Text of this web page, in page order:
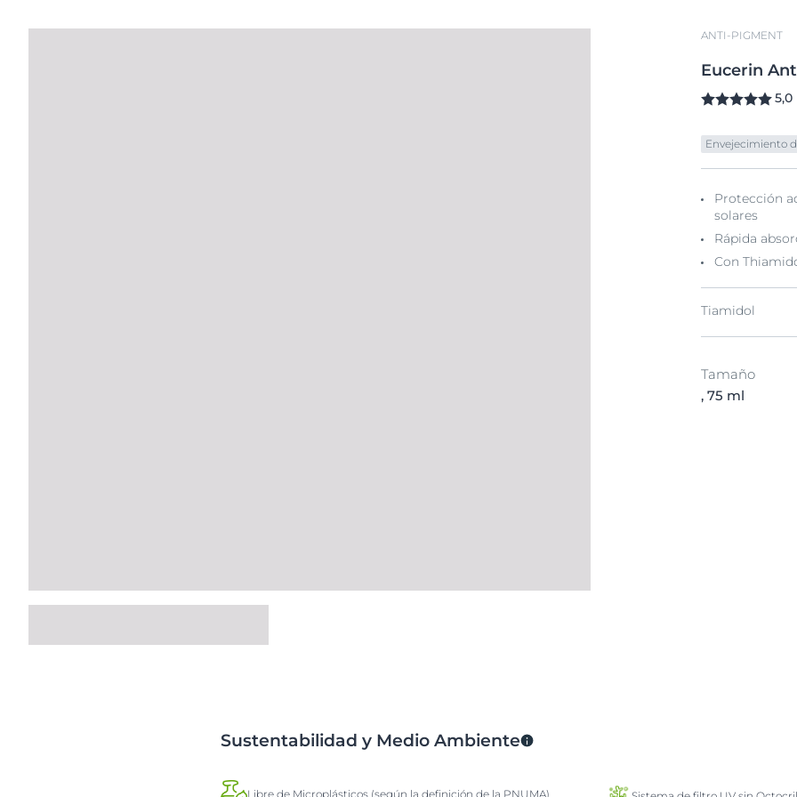
ANTI-PIGMENT
Eucerin
5,0
Envejecimiento
Protección
solares
Rápida
Con
Tiamidol
Tamaño
, 75 ml
Sustentabilidad y Medio Ambiente
Libre de Microplásticos (según la definición de la PNUMA)